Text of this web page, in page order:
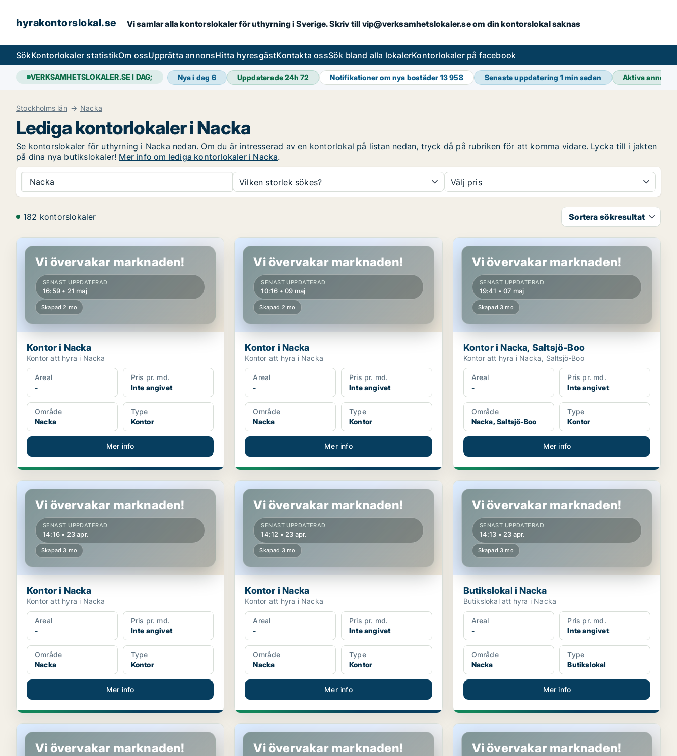
hyrakontorslokal.se Vi samlar alla kontorslokaler för uthyrning i Sverige. Skriv till vip@verksamhetslokaler.se om din kontorslokal saknas
SökKontorlokaler statistikOm ossUpprätta annonsHitta hyresgästKontakta ossSök bland alla lokalerKontorlokaler på facebook
VERKSAMHETSLOKALER.SE I DAG; Nya i dag 6 Uppdaterade 24h72 Notifikationer om nya bostäder 13 958 Senaste uppdatering 1 min sedan Aktiva
Stockholms län Nacka
Lediga kontorlokaler i Nacka
Se kontorslokaler för uthyrning i Nacka nedan. Om du är intresserad av en kontorlokal på listan nedan, tryck då på rubriken för att komma vidare. Lycka till i jakten
på dina nya butikslokaler! Mer info om lediga kontorlokaler i Nacka.
Nacka Vilken storlek sökes? Välj pris
182 kontorslokaler Sortera sökresultat
Kontor i Nacka
Vi övervakar marknaden!
SENAST UPPDATERAD
16:59 • 21 maj
Skapad 2 mo
Kontor i Nacka
Kontor att hyra i Nacka
Areal
-
Pris pr. md.
Inte angivet
Område
Nacka
Type
Kontor
Mer info
Kontor i Nacka
Vi övervakar marknaden!
SENAST UPPDATERAD
10:16 • 09 maj
Skapad 2 mo
Kontor i Nacka
Kontor att hyra i Nacka
Areal
-
Pris pr. md.
Inte angivet
Område
Nacka
Type
Kontor
Mer info
Kontor i Nacka, Saltsjö-Boo
Vi övervakar marknaden!
SENAST UPPDATERAD
19:41 • 07 maj
Skapad 3 mo
Kontor i Nacka, Saltsjö-Boo
Kontor att hyra i Nacka, Saltsjö-Boo
Areal
-
Pris pr. md.
Inte angivet
Område
Nacka, Saltsjö-Boo
Type
Kontor
Mer info
Kontor i Nacka
Vi övervakar marknaden!
SENAST UPPDATERAD
14:16 • 23 apr.
Skapad 3 mo
Kontor i Nacka
Kontor att hyra i Nacka
Areal
-
Pris pr. md.
Inte angivet
Område
Nacka
Type
Kontor
Mer info
Kontor i Nacka
Vi övervakar marknaden!
SENAST UPPDATERAD
14:12 • 23 apr.
Skapad 3 mo
Kontor i Nacka
Kontor att hyra i Nacka
Areal
-
Pris pr. md.
Inte angivet
Område
Nacka
Type
Kontor
Mer info
Butikslokal i Nacka
Vi övervakar marknaden!
SENAST UPPDATERAD
14:13 • 23 apr.
Skapad 3 mo
Butikslokal i Nacka
Butikslokal att hyra i Nacka
Areal
-
Pris pr. md.
Inte angivet
Område
Nacka
Type
Butikslokal
Mer info
Kontor i Nacka
Vi övervakar marknaden!
Kontor i Nacka
Vi övervakar marknaden!
Kontor i Nacka, Nacka Strand
Vi övervakar marknaden!